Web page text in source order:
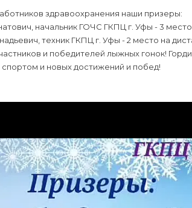
здравоохранения наши призеры:
начальник ГОЧС ГКПЦ г. Уфы - 3 место
техник ГКПЦ г. Уфы - 2 место на
и победителей лыжных гонок!
и новых достижений и побед!